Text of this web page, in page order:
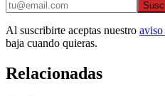
Al suscribirte aceptas nuestro
baja cuando quieras.
Relacionadas